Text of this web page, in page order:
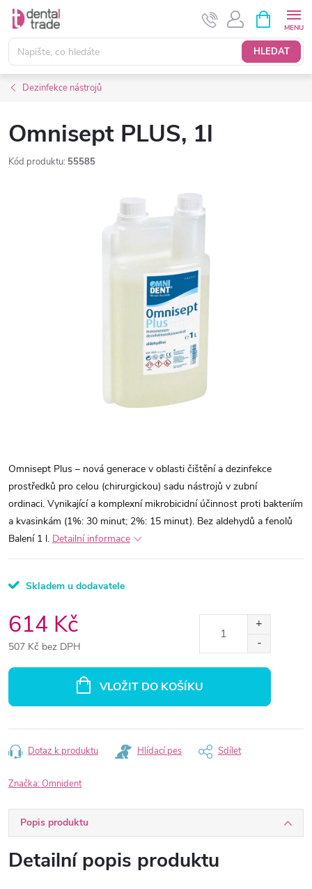
Přejít
obsah
HLEDAT
NÁKUPNÍ
KOŠÍK
Dezinfekce nástrojů
Omnisept PLUS, 1l
Kód produktu: 55585
Omnisept Plus – nová generace v oblasti čištění a dezinfekce
prostředků pro celou (chirurgickou) sadu nástrojů v zubní
ordinaci. Vynikající a komplexní mikrobicidní účinnost proti bakteriím
a kvasinkám (1%: 30 minut; 2%: 15 minut). Bez aldehydů a fenolů
Balení 1 l. Detailní informace
Skladem u dodavatele
614 Kč
507 Kč bez DPH
VLOŽIT DO KOŠÍKU
Dotaz k produktu Hlídací pes Sdílet
Značka: Omnident
Popis produktu
Detailní popis produktu